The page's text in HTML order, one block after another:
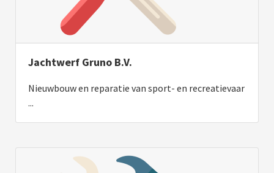
Jachtwerf Gruno B.V.
Nieuwbouw en reparatie van sport- en recreatievaar
...